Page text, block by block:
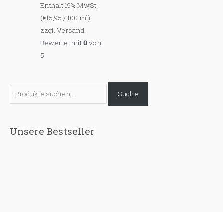
u
h
Suche
Unsere Bestseller
Enthält 19% MwSt.
(€15,95 / 100 ml)
zzgl.Versand
Bewertet mit0von
5